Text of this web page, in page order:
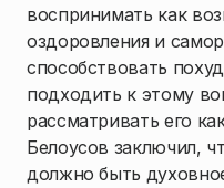
воспринимать как
оздоровления и
способствовать
подходить к этому
рассматривать его
Белоусов заключил,
должно быть